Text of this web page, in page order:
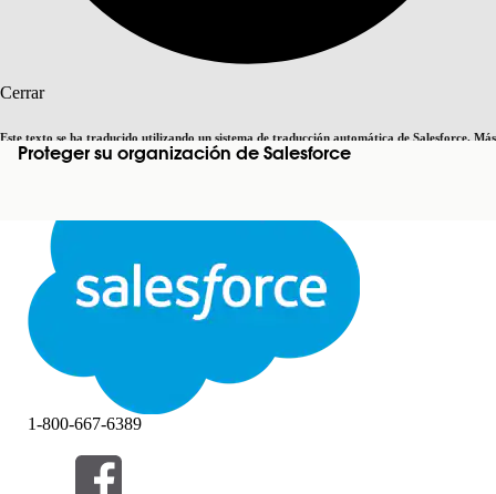
Cerrar
Este texto se ha traducido utilizando un sistema de traducción automática de Salesforce. Más
informaciónaquí . Cambiar a inglés Ahora no
Cerrar Cerrar
Proteger su organización de Salesforce
Filtros (0)
1-800-667-6389